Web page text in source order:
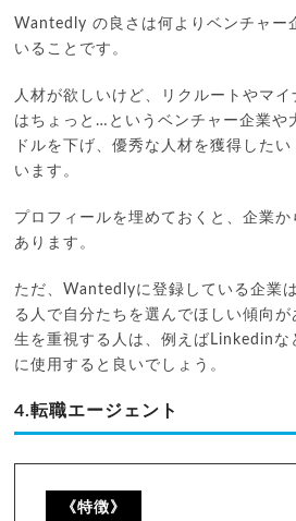
Wantedly の良さは何よりベンチャー
いることです。
人材が欲しいけど、リクルートやマ
はちょっと…というベンチャー企業や
ドルを下げ、優秀な人材を獲得した
います。
プロフィールを埋めておくと、企業か
あります。
ただ、Wantedlyに登録している企業
る人で自分たちを選んでほしい傾向
生を重視する人は、例えばLinkedinな
に使用すると良いでしょう。
4.転職エージェント
《特徴》